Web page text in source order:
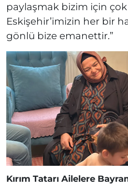
paylaşmak bizim için çok
Eskişehir’imizin her bir
gönlü bize emanettir.”
Kırım Tatarı Ailelere